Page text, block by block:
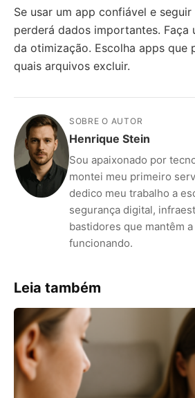
Se usar um app confiável e
perderá dados importantes. Faça
da otimização. Escolha apps que
quais arquivos excluir.
SOBRE O AUTOR
Henrique Stein
Sou apaixonado por
montei meu primeiro
dedico meu trabalho a
segurança digital,
bastidores que mantêm
funcionando.
Leia também